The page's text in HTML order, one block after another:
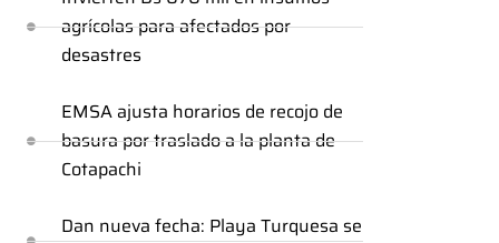
agrícolas para afectados por
desastres
EMSA ajusta horarios de recojo de
basura por traslado a la planta de
Cotapachi
Dan nueva fecha: Playa Turquesa se